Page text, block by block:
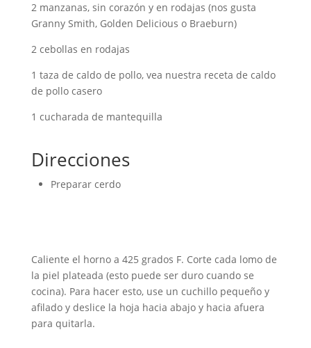
2 manzanas, sin corazón y en rodajas (nos gusta
Granny Smith, Golden Delicious o Braeburn)
2 cebollas en rodajas
1 taza de caldo de pollo, vea nuestra receta de caldo
de pollo casero
1 cucharada de mantequilla
Direcciones
Preparar cerdo
Caliente el horno a 425 grados F. Corte cada lomo de
la piel plateada (esto puede ser duro cuando se
cocina). Para hacer esto, use un cuchillo pequeño y
afilado y deslice la hoja hacia abajo y hacia afuera
para quitarla.